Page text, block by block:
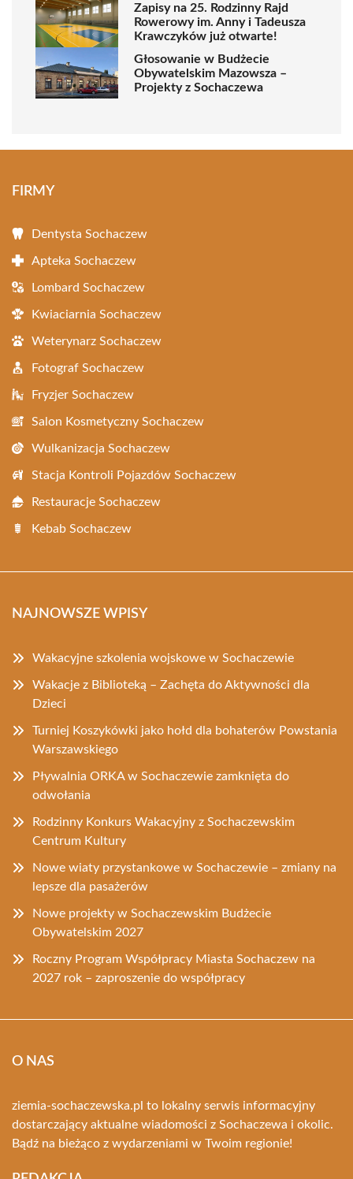
Zapisy na 25. Rodzinny Rajd
Rowerowy im. Anny i Tadeusza
Krawczyków już otwarte!
Głosowanie w Budżecie
Obywatelskim Mazowsza –
Projekty z Sochaczewa
FIRMY
Dentysta Sochaczew
Apteka Sochaczew
Lombard Sochaczew
Kwiaciarnia Sochaczew
Weterynarz Sochaczew
Fotograf Sochaczew
Fryzjer Sochaczew
Salon Kosmetyczny Sochaczew
Wulkanizacja Sochaczew
Stacja Kontroli Pojazdów Sochaczew
Restauracje Sochaczew
Kebab Sochaczew
NAJNOWSZE WPISY
Wakacyjne szkolenia wojskowe w Sochaczewie
Wakacje z Biblioteką – Zachęta do Aktywności dla
Dzieci
Turniej Koszykówki jako hołd dla bohaterów Powstania
Warszawskiego
Pływalnia ORKA w Sochaczewie zamknięta do
odwołania
Rodzinny Konkurs Wakacyjny z Sochaczewskim
Centrum Kultury
Nowe wiaty przystankowe w Sochaczewie – zmiany na
lepsze dla pasażerów
Nowe projekty w Sochaczewskim Budżecie
Obywatelskim 2027
Roczny Program Współpracy Miasta Sochaczew na
2027 rok – zaproszenie do współpracy
O NAS
ziemia-sochaczewska.pl to lokalny serwis informacyjny
dostarczający aktualne wiadomości z Sochaczewa i okolic.
Bądź na bieżąco z wydarzeniami w Twoim regionie!